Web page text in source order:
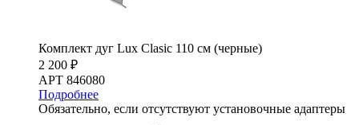
Комплект дуг Lux Clasic 110 см (черные)
2 200 ₽
АРТ 846080
Подробнее
Обязательно, если отсутствуют установочные адаптеры